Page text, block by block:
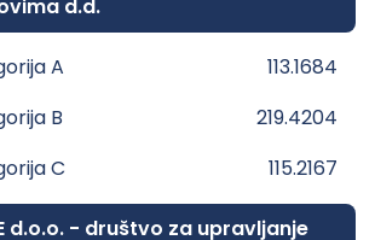
d.d.
A
113.1684
B
219.4204
C 115.2167
d.o.o. - društvo za upravljanje